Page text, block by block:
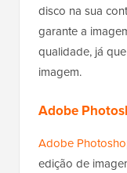
disco na sua
garante a
qualidade, já
imagem.
Adobe
Adobe
edição de